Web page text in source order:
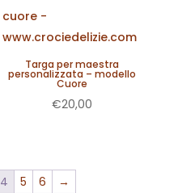
Targa per maestra
personalizzata – modello
Cuore
€20,00
4 5 6 →